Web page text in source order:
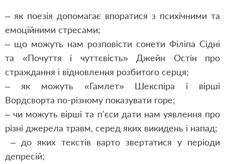
– як поезія допомагає впоратися з психічними та
емоційними стресами;
– що можуть нам розповісти сонети Філіпа Сідні
та «Почуття і чуттєвість» Джейн Остін про
страждання і відновлення розбитого серця;
– як можуть «Гамлет» Шекспіра і вірші
Вордсворта по-різному показувати горе;
– чи можуть вірші та п'єси дати нам уявлення про
різні джерела травм, серед яких викидень і напад;
– до яких текстів варто звертатися у періоди
депресій;